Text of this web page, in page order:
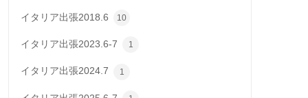
イタリア出張2018.6 10
イタリア出張2023.6-7 1
イタリア出張2024.7 1